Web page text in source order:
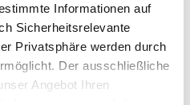
Informationen auf
Sicherheitsrelevante
Privatsphäre werden durch
Der ausschließliche
Angebot Ihren